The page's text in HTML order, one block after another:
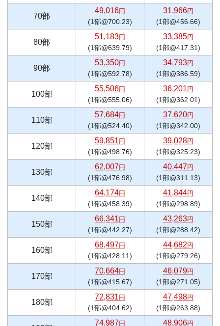
70部
49,016円
(1部@700.23)
31,966円
(1部@456.66)
80部
51,183円
(1部@639.79)
33,385円
(1部@417.31)
90部
53,350円
(1部@592.78)
34,793円
(1部@386.59)
100部
55,506円
(1部@555.06)
36,201 円
(1部@362.01)
110部
57,684円
(1部@524.40)
37,620円
(1部@342.00)
120部
59,851 円
(1部@498.76)
39,028円
(1部@325.23)
130部
62,007円
(1部@476.98)
40,447円
(1部@311.13)
140部
64,174円
(1部@458.39)
41,844円
(1部@298.89)
150部
66,341 円
(1部@442.27)
43,263円
(1部@288.42)
160部
68,497円
(1部@428.11)
44,682 円
(1部@279.26)
170部
70,664円
(1部@415.67)
46,079円
(1部@271.05)
180部
72,831 円
(1部@404.62)
47,498円
(1部@263.88)
74,987円 48,906円